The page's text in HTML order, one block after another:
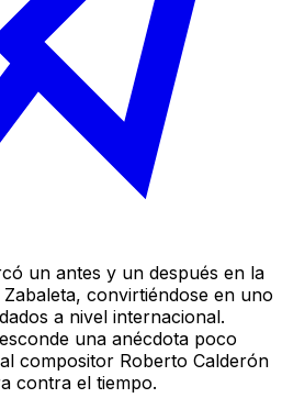
un antes y un después en la
convirtiéndose en uno
a nivel internacional.
una anécdota poco
compositor Roberto Calderón
contra el tiempo.